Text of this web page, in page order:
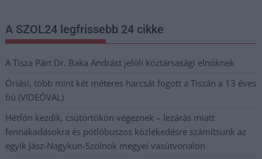
A SZOL24 legfrissebb 24 cikke
A Tisza Párt Dr. Baka Andrást jelöli köztársasági elnöknek
Óriási, több mint két méteres harcsát fogott a Tiszán a 13 éves
fiú (VIDEÓVAL)
Hétfőn kezdik, csütörtökön végeznek – lezárás miatt
fennakadásokra és pótlóbuszos közlekedésre számítsunk az
egyik Jász-Nagykun-Szolnok megyei vasútvonalon